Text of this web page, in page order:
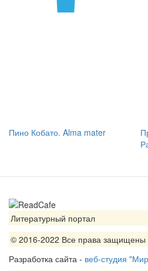
Пино Кобато. Alma mater
Литературный портал
© 2016-2022 Все права защищены
Разработка сайта - веб-студия